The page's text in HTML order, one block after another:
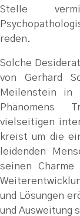
Stelle
reden.
Solche
von Gerhard
Meilenstein in
Phänomens
vielseitigen
kreist um die
leidenden
seinen
und Lösungen
und Ausweitung